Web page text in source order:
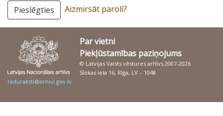
Pieslēgties Aizmirsāt paroli?
Par vietni
Piekļūstamības paziņojums
© Latvijas Valsts vēstures arhīvs 2007-2026
Slokas iela 16, Rīga, LV – 1048
raduraksti@arhivi.gov.lv